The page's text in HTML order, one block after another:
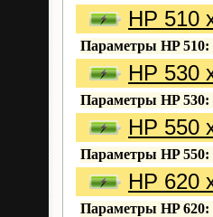
HP 510
Параметры HP 510:
HP 530
Параметры HP 530:
HP 550
Параметры HP 550:
HP 620
Параметры HP 620: